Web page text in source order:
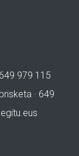
979 115
· 649